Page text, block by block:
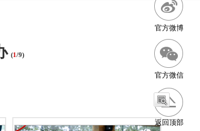
(1/9)
官方微博
官方微信
返回顶部